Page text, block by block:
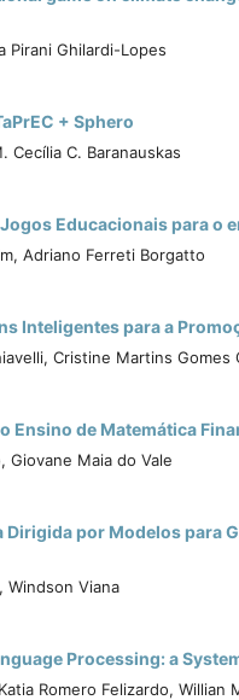
Pirani Ghilardi-Lopes
+ Sphero
Cecília C. Baranauskas
Educacionais para o
Adriano Ferreti Borgatto
Inteligentes para a
Cristine Martins Gomes
Ensino de Matemática
Giovane Maia do Vale
por Modelos para
Windson Viana
Processing: a
Romero Felizardo, Willian